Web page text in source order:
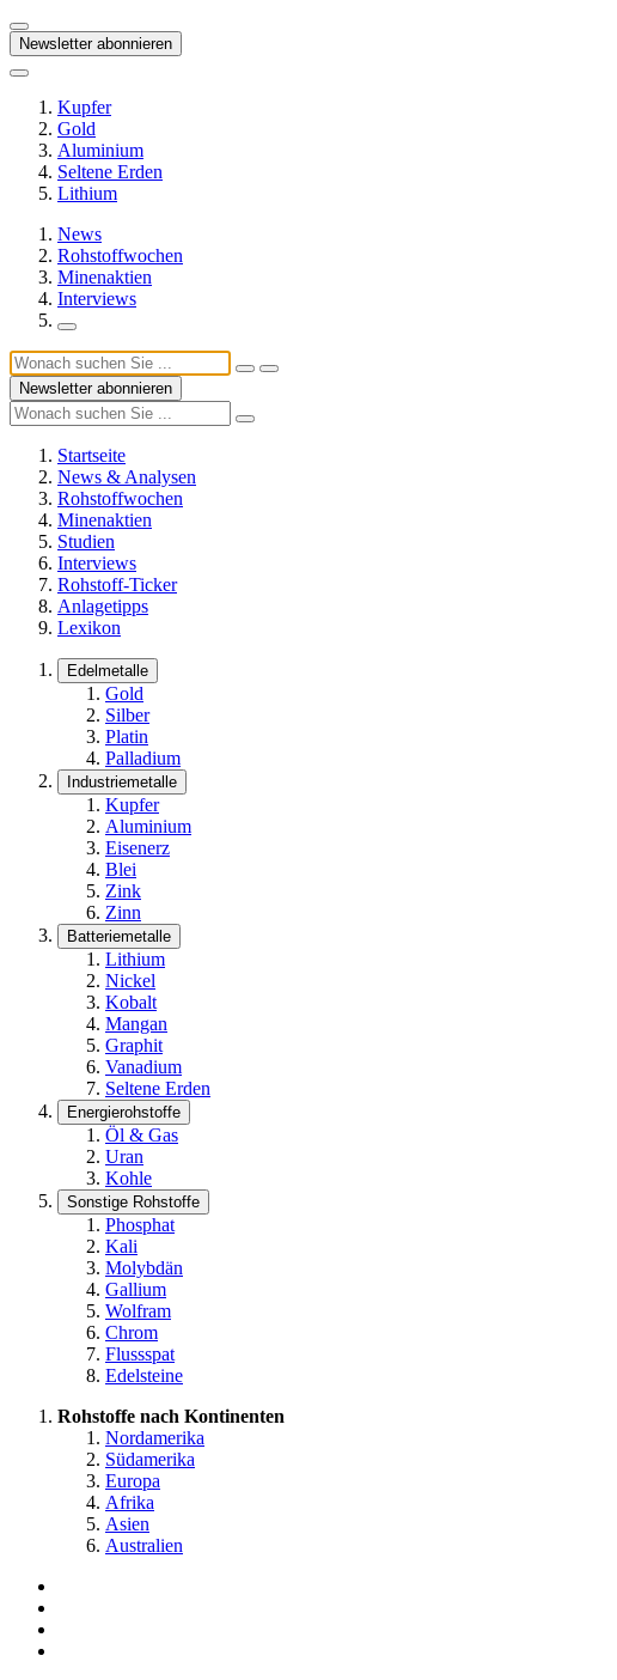
Newsletter abonnieren
Kupfer
Gold
Aluminium
Seltene Erden
Lithium
News
Rohstoffwochen
Minenaktien
Interviews
Newsletter abonnieren
Startseite
News & Analysen
Rohstoffwochen
Minenaktien
Studien
Interviews
Rohstoff-Ticker
Anlagetipps
Lexikon
Edelmetalle
Gold
Silber
Platin
Palladium
Industriemetalle
Kupfer
Aluminium
Eisenerz
Blei
Zink
Zinn
Batteriemetalle
Lithium
Nickel
Kobalt
Mangan
Graphit
Vanadium
Seltene Erden
Energierohstoffe
Öl & Gas
Uran
Kohle
Sonstige Rohstoffe
Phosphat
Kali
Molybdän
Gallium
Wolfram
Chrom
Flussspat
Edelsteine
Rohstoffe nach Kontinenten
Nordamerika
Südamerika
Europa
Afrika
Asien
Australien